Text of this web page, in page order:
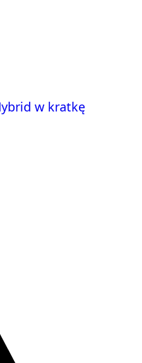
w kratkę